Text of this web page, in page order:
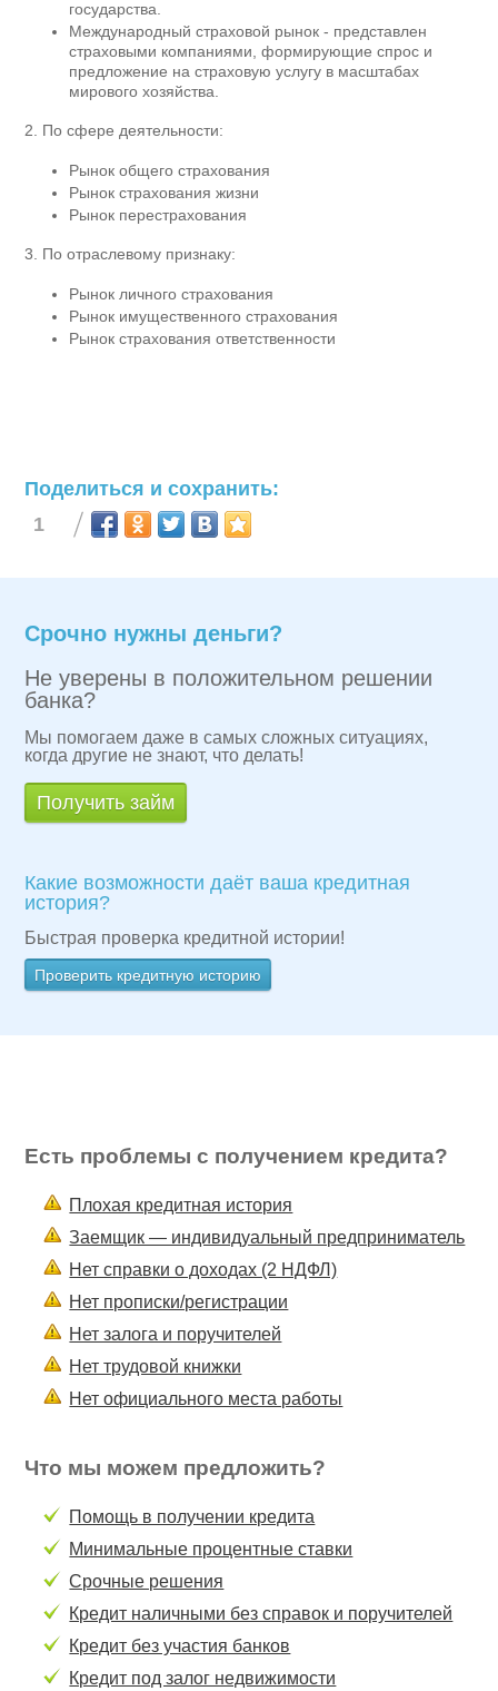
государства.
Международный страховой рынок - представлен
страховыми компаниями, формирующие спрос и
предложение на страховую услугу в масштабах
мирового хозяйства.
2. По сфере деятельности:
Рынок общего страхования
Рынок страхования жизни
Рынок перестрахования
3. По отраслевому признаку:
Рынок личного страхования
Рынок имущественного страхования
Рынок страхования ответственности
Поделиться и сохранить:
1
Срочно нужны деньги?
Не уверены в положительном решении
банка?
Мы помогаем даже в самых сложных ситуациях,
когда другие не знают, что делать!
Получить займ
Какие возможности даёт ваша кредитная
история?
Быстрая проверка кредитной истории!
Проверить кредитную историю
Есть проблемы с получением кредита?
Плохая кредитная история
Заемщик — индивидуальный предприниматель
Нет справки о доходах (2 НДФЛ)
Нет прописки/регистрации
Нет залога и поручителей
Нет трудовой книжки
Нет официального места работы
Что мы можем предложить?
Помощь в получении кредита
Минимальные процентные ставки
Срочные решения
Кредит наличными без справок и поручителей
Кредит без участия банков
Кредит под залог недвижимости